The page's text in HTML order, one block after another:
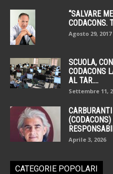
“SALVARE
CODACONS.
Agosto 29, 2017
SCUOLA,
CODACONS
AL TAR....
Settembre 11,
Aprile 3, 2026
CATEGORIE POPOLARI